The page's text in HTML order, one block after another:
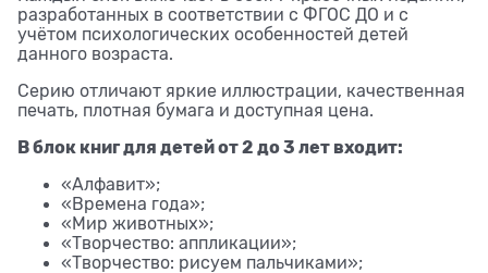
разработанных в соответствии с ФГОС ДО и с
учётом психологических особенностей детей
данного возраста.
Серию отличают яркие иллюстрации, качественная
печать, плотная бумага и доступная цена.
В блок книг для детей от 2 до 3 лет входит:
«Алфавит»;
«Времена года»;
«Мир животных»;
«Творчество: аппликации»;
«Творчество: рисуем пальчиками»;